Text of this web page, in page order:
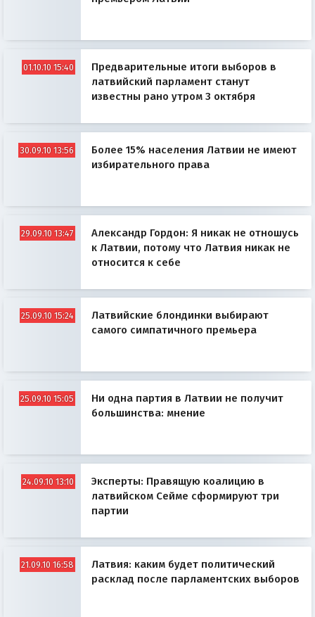
01.10.10 15:40
Предварительные итоги выборов в
латвийский парламент станут
известны рано утром 3 октября
30.09.10 13:56
Более 15% населения Латвии не имеют
избирательного права
29.09.10 13:47
Александр Гордон: Я никак не отношусь
к Латвии, потому что Латвия никак не
относится к себе
25.09.10 15:24
Латвийские блондинки выбирают
самого симпатичного премьера
25.09.10 15:05
Ни одна партия в Латвии не получит
большинства: мнение
24.09.10 13:10
Эксперты: Правящую коалицию в
латвийском Сейме сформируют три
партии
21.09.10 16:58
Латвия: каким будет политический
расклад после парламентских выборов